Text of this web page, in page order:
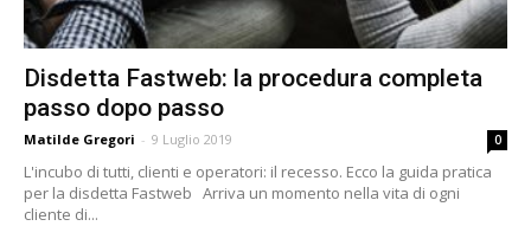
Disdetta Fastweb: la procedura completa
passo dopo passo
Matilde Gregori - 9 Luglio 2019 0
L'incubo di tutti, clienti e operatori: il recesso. Ecco la guida pratica
per la disdetta Fastweb Arriva un momento nella vita di ogni
cliente di...